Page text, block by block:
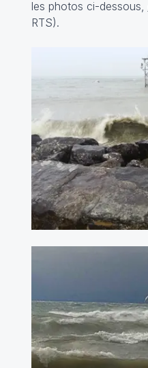
les photos ci-dessous,
RTS).